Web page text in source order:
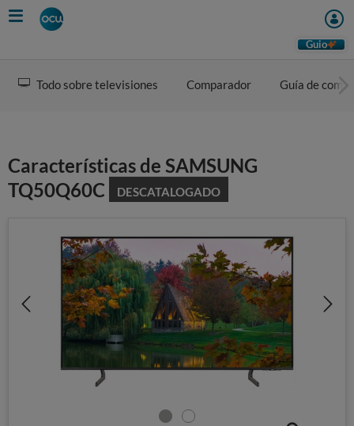
Skip
to
Guio
Todo sobre televisiones Comparador Guía de
Características de SAMSUNG
TQ50Q60C
DESCATALOGADO